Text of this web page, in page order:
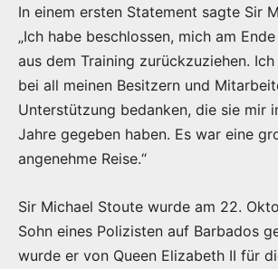
In einem ersten Statement sagte Sir
„Ich habe beschlossen, mich am
aus dem Training zurückzuziehen.
bei all meinen Besitzern und
Unterstützung bedanken, die sie mir
Jahre gegeben haben. Es war eine
angenehme Reise.“
Sir Michael Stoute wurde am 22.
Sohn eines Polizisten auf Barbados
wurde er von Queen Elizabeth II für